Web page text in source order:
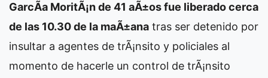
GarcÃ­a MoritÃ¡n de 41 aÃ±os fue liberado cerca
de las 10.30 de la maÃ±ana tras ser detenido por
insultar a agentes de trÃ¡nsito y policiales al
momento de hacerle un control de trÃ¡nsito